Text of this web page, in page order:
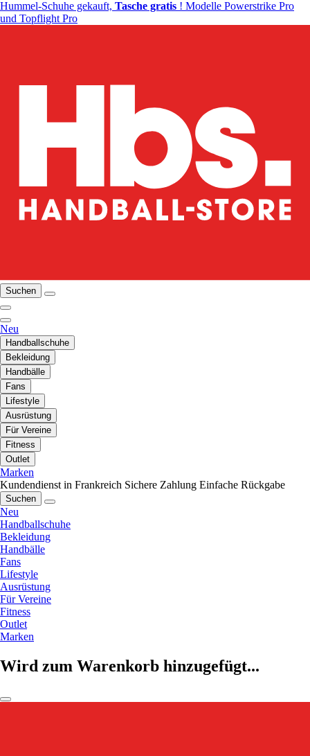
Hummel-Schuhe gekauft, Tasche gratis ! Modelle Powerstrike Pro
und Topflight Pro
Suchen
Neu
Handballschuhe
Bekleidung
Handbälle
Fans
Lifestyle
Ausrüstung
Für Vereine
Fitness
Outlet
Marken
Kundendienst in Frankreich Sichere Zahlung Einfache Rückgabe
Suchen
Neu
Handballschuhe
Bekleidung
Handbälle
Fans
Lifestyle
Ausrüstung
Für Vereine
Fitness
Outlet
Marken
Wird zum Warenkorb hinzugefügt...